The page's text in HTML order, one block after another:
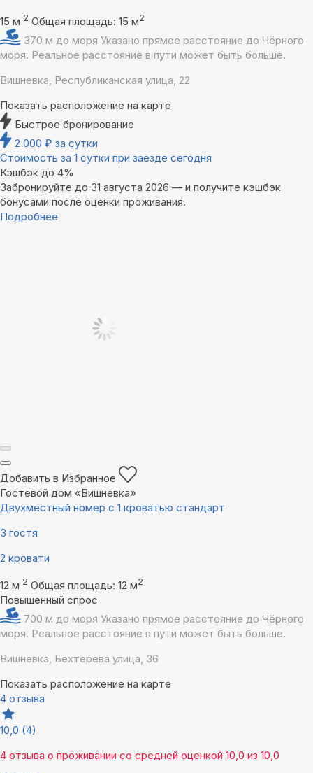
15 м 2 Общая площадь: 15 м2
370 м до моря Указано прямое расстояние до Чёрного
моря. Реальное расстояние в пути может быть больше.
Вишневка, Республиканская улица, 22
Показать расположение на карте
Быстрое бронирование
2 000 ₽ за сутки
Стоимость за 1 сутки при заезде сегодня
Кэшбэк до 4%
Забронируйте до 31 августа 2026 — и получите кэшбэк
бонусами после оценки проживания.
Подробнее
Добавить в Избранное
Гостевой дом «Вишневка»
Двухместный номер с 1 кроватью стандарт
3 гостя
2 кровати
12 м 2 Общая площадь: 12 м2
Повышенный спрос
700 м до моря Указано прямое расстояние до Чёрного
моря. Реальное расстояние в пути может быть больше.
Вишневка, Бехтерева улица, 36
Показать расположение на карте
4 отзыва
10,0 (4)
4 отзыва о проживании со средней оценкой 10,0 из 10,0